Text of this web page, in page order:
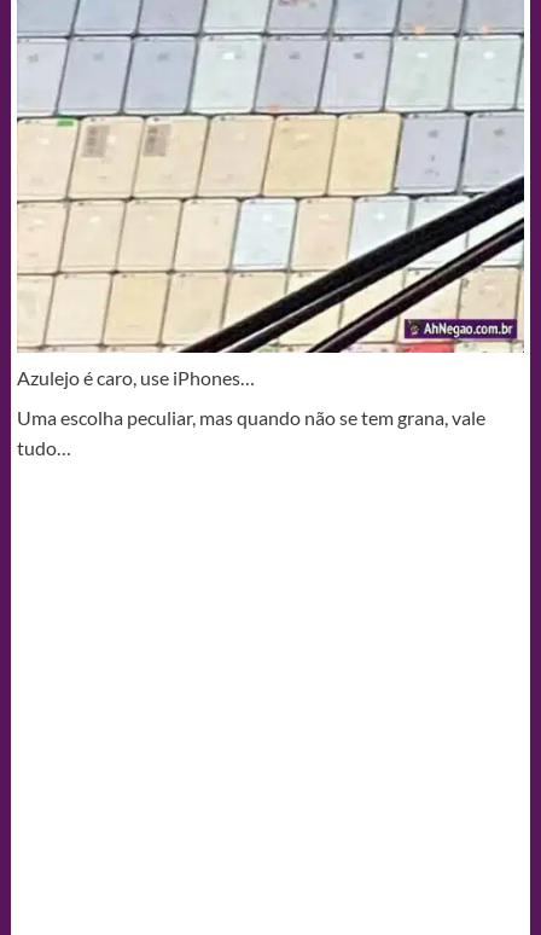
Azulejo é caro, use iPhones…
Uma escolha peculiar, mas quando não se tem grana, vale
tudo…